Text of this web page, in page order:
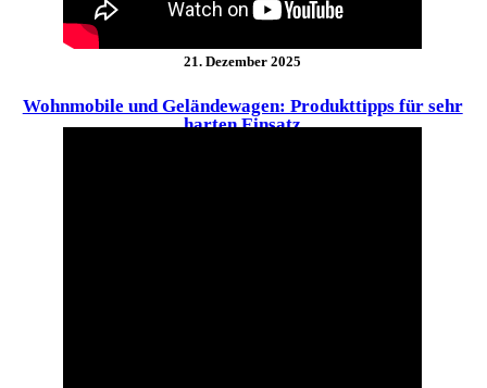
21. Dezember 2025
Wohnmobile und Geländewagen: Produkttipps für sehr
harten Einsatz